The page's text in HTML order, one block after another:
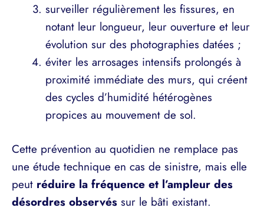
surveiller régulièrement les fissures, en
notant leur longueur, leur ouverture et leur
évolution sur des photographies datées ;
éviter les arrosages intensifs prolongés à
proximité immédiate des murs, qui créent
des cycles d’humidité hétérogènes
propices au mouvement de sol.
Cette prévention au quotidien ne remplace pas
une étude technique en cas de sinistre, mais elle
peut réduire la fréquence et l’ampleur des
désordres observés sur le bâti existant.